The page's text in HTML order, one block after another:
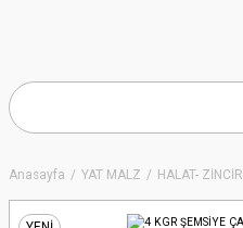
Anasayfa YAT MALZ HALAT- ZİNCİR